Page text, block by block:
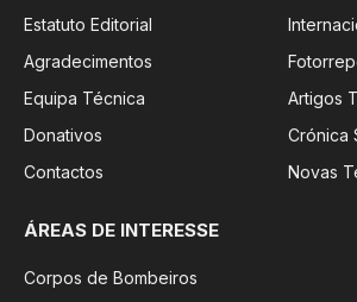
Estatuto Editorial
Agradecimentos
Equipa Técnica
Donativos
Contactos
Artigos
Crónica
Novas
ÁREAS DE INTERESSE
Corpos de Bombeiros